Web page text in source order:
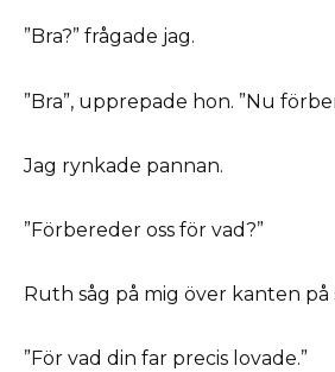
”Bra?” frågade jag.
”Bra”, upprepade hon. ”Nu
Jag rynkade pannan.
”Förbereder oss för vad?”
Ruth såg på mig över kanten på
”För vad din far precis lovade.”